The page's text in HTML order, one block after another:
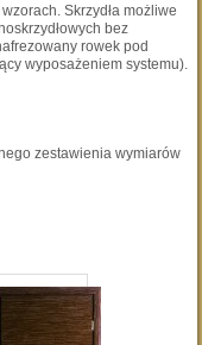
Skrzydła możliwe
bez
rowek pod
wyposażeniem systemu).
zestawienia wymiarów